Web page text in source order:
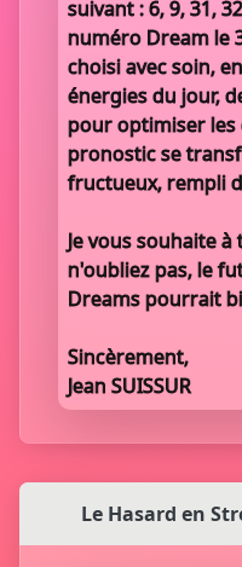
suivant : 6, 9, 31,
numéro Dream le
choisi avec soin,
énergies du jour,
pour optimiser les
pronostic se
fructueux, rempli
Je vous souhaite
n'oubliez pas, le
Dreams pourrait
Sincèrement,
Jean SUISSUR
Le Hasard en